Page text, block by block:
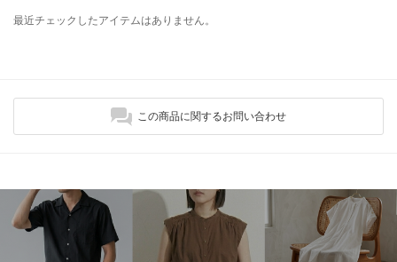
最近チェックしたアイテムはありません。
この商品に関するお問い合わせ